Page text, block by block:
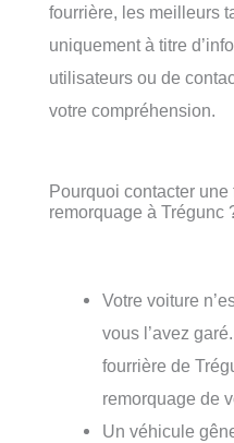
fourrière, les meilleurs
uniquement à titre
utilisateurs ou de
votre compréhension.
Pourquoi contacter
remorquage à Trégunc
Votre voiture
vous l’avez
fourrière de
remorquage de
Un véhicule